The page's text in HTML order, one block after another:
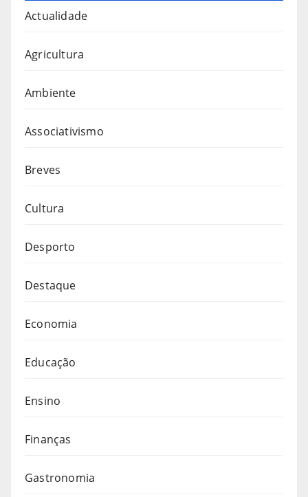
Actualidade
Agricultura
Ambiente
Associativismo
Breves
Cultura
Desporto
Destaque
Economia
Educação
Ensino
Finanças
Gastronomia